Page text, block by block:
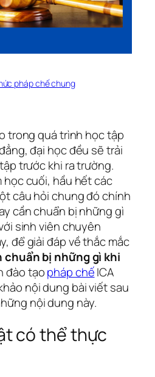
pháp chế chung
trong quá trình học tập
đại học đều sẽ trải
trước khi ra trường.
học cuối, hầu hết các
câu hỏi chung đó chính
cần chuẩn bị những gì
sinh viên chuyên
để giải đáp về thắc mắc
bị những gì khi
đào tạopháp chếICA
nội dung bài viết sau
nội dung này.
có thể thực